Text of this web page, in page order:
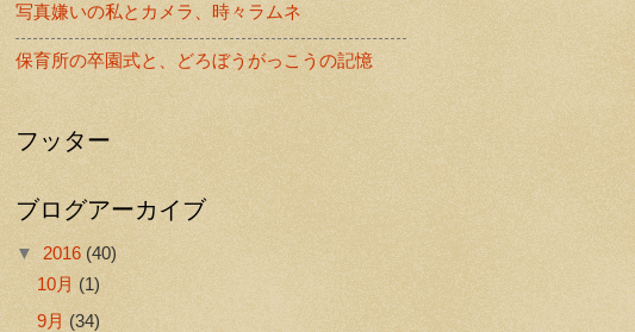
写真嫌いの私とカメラ、時々ラムネ
保育所の卒園式と、どろぼうがっこうの記憶
フッター
ブログアーカイブ
▼ 2016 (40)
10月 (1)
9月 (34)